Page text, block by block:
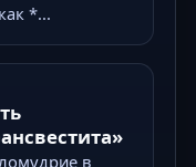
*...
в